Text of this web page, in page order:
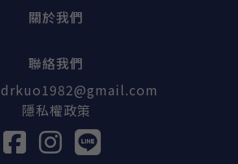
關於我們
聯絡我們
drkuo1982@gmail.com
隱私權政策